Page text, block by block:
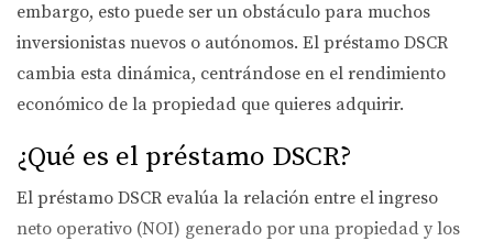
embargo, esto puede ser un obstáculo para muchos
inversionistas nuevos o autónomos. El préstamo DSCR
cambia esta dinámica, centrándose en el rendimiento
económico de la propiedad que quieres adquirir.
¿Qué es el préstamo DSCR?
El préstamo DSCR evalúa la relación entre el ingreso
neto operativo (NOI) generado por una propiedad y los